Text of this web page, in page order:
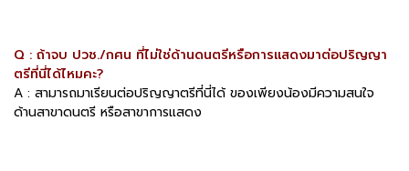
Q : ถ้าจบ ปวช./กศน ที่ไม่ใช่ด้านดนตรีหรือการแสดงมาต่อปริญญา
ตรีที่นี่ได้ไหมคะ?
A : สามารถมาเรียนต่อปริญญาตรีที่นี่ได้ ของเพียงน้องมีความสนใจ
ด้านสาขาดนตรี หรือสาขาการแสดง